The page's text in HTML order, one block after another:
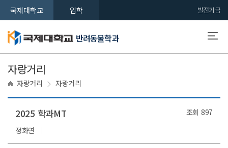
국제대학교 입학 발전기금
반려동물학과
자랑거리 자랑거리
자랑거리
2025 학과MT 조회 897
정화연